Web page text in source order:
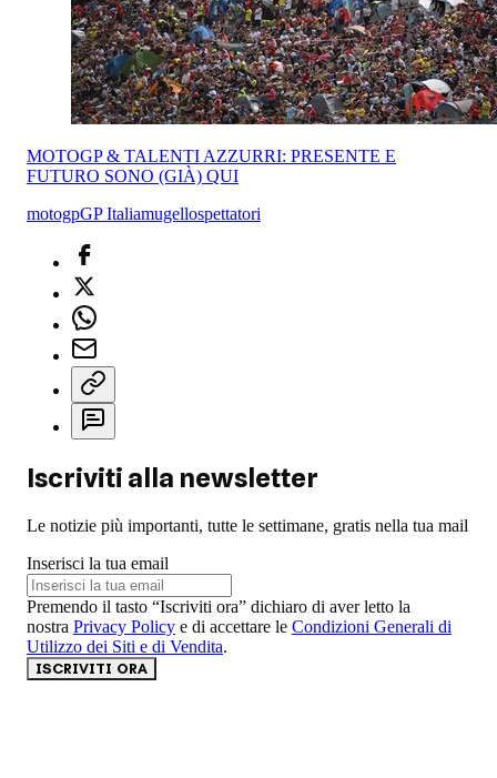
MOTOGP & TALENTI AZZURRI: PRESENTE E
FUTURO SONO (GIÀ) QUI
motogpGP Italiamugellospettatori
Iscriviti alla newsletter
Le notizie più importanti, tutte le settimane, gratis nella tua mail
Inserisci la tua email
Premendo il tasto “Iscriviti ora” dichiaro di aver letto la
nostra Privacy Policy e di accettare le Condizioni Generali di
Utilizzo dei Siti e di Vendita.
ISCRIVITI ORA